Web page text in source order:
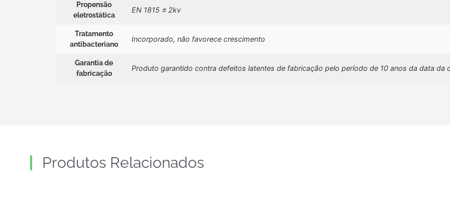
Propensão
eletrostática
EN 1815 ≤ 2kv
Tratamento
antibacteriano
Incorporado, não favorece crescimento
Garantia de
fabricação
Produto garantido contra defeitos latentes de fabricação pelo período de 10 anos da data da
Produtos Relacionados